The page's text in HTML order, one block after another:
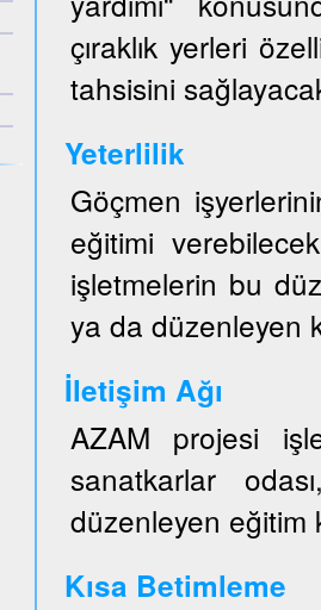
çıraklık yerleri
tahsisini
Yeterlilik
Göçmen
eğitimi
işletmelerin bu
ya da düzenleyen
İletişim Ağı
AZAM projesi
sanatkarlar
düzenleyen eğitim
Kısa Betimleme